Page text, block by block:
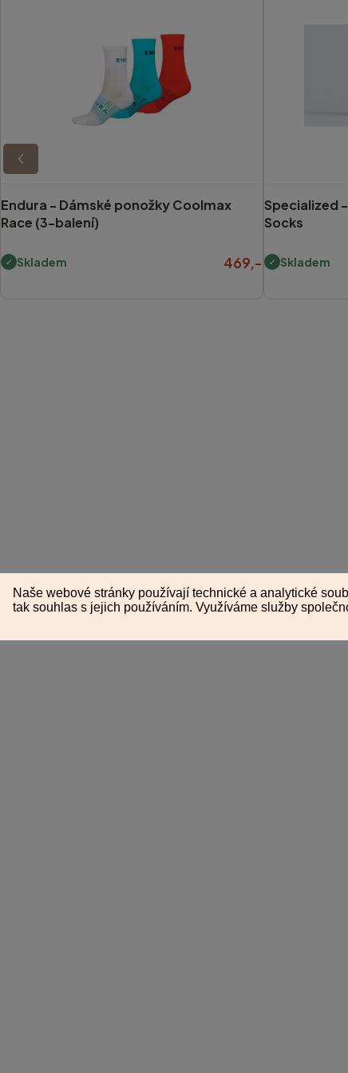
Endura - Dámské ponožky Coolmax
Race (3-balení)
Skladem 469,-
Specialized -
Socks
Skladem